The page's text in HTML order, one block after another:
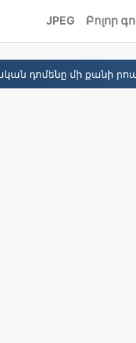
JPEG Բոլոր
դոմենը մի քանի